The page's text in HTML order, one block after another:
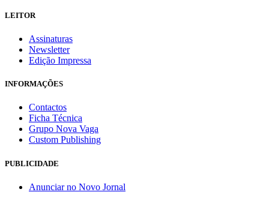
LEITOR
Assinaturas
Newsletter
Edição Impressa
INFORMAÇÕES
Contactos
Ficha Técnica
Grupo Nova Vaga
Custom Publishing
PUBLICIDADE
Anunciar no Novo Jornal